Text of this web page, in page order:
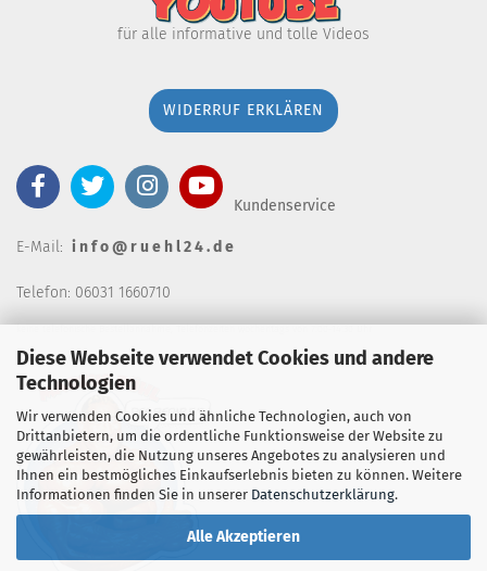
Diese Webseite verwendet Cookies und andere
Technologien
Wir verwenden Cookies und ähnliche Technologien, auch von
Drittanbietern, um die ordentliche Funktionsweise der Website zu
gewährleisten, die Nutzung unseres Angebotes zu analysieren und
Ihnen ein bestmögliches Einkaufserlebnis bieten zu können. Weitere
Informationen finden Sie in unserer Datenschutzerklärung.
Alle Akzeptieren
für alle informative und tolle Videos
WIDERRUF ERKLÄREN
Kundenservice
E-Mail: i n f o @ r u e h l 2 4 . d e
Telefon: 06031 1660710